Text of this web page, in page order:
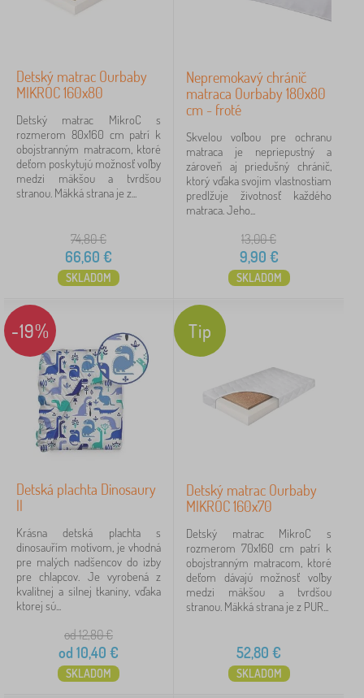
Detský matrac Ourbaby
MIKROC 160x80
Detský matrac MikroC s
rozmerom 80x160 cm patrí k
obojstranným matracom, ktoré
deťom poskytujú možnosť voľby
medzi mäkšou a tvrdšou
stranou. Mäkká strana je z...
74,80€
66,60 €
SKLADOM
Nepremokavý chránič
matraca Ourbaby 180x80
cm - froté
Skvelou voľbou pre ochranu
matraca je nepriepustný a
zároveň aj priedušný chránič,
ktorý vďaka svojim vlastnostiam
predlžuje životnosť každého
matraca. Jeho...
13,00€
9,90 €
SKLADOM
-19%
Detská plachta Dinosaury
II
Krásna detská plachta s
dinosauřím motívom, je vhodná
pre malých nadšencov do izby
pre chlapcov. Je vyrobená z
kvalitnej a silnej tkaniny, vďaka
ktorej sú...
od 12,80€
od 10,40 €
SKLADOM
Tip
Detský matrac Ourbaby
MIKROC 160x70
Detský matrac MikroC s
rozmerom 70x160 cm patrí k
obojstranným matracom, ktoré
deťom dávajú možnosť voľby
medzi mäkšou a tvrdšou
stranou. Mäkká strana je z PUR...
52,80 €
SKLADOM